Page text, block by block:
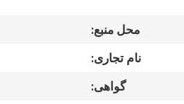
دربارهمحل منبع:
نام تجاری:
گواهی: